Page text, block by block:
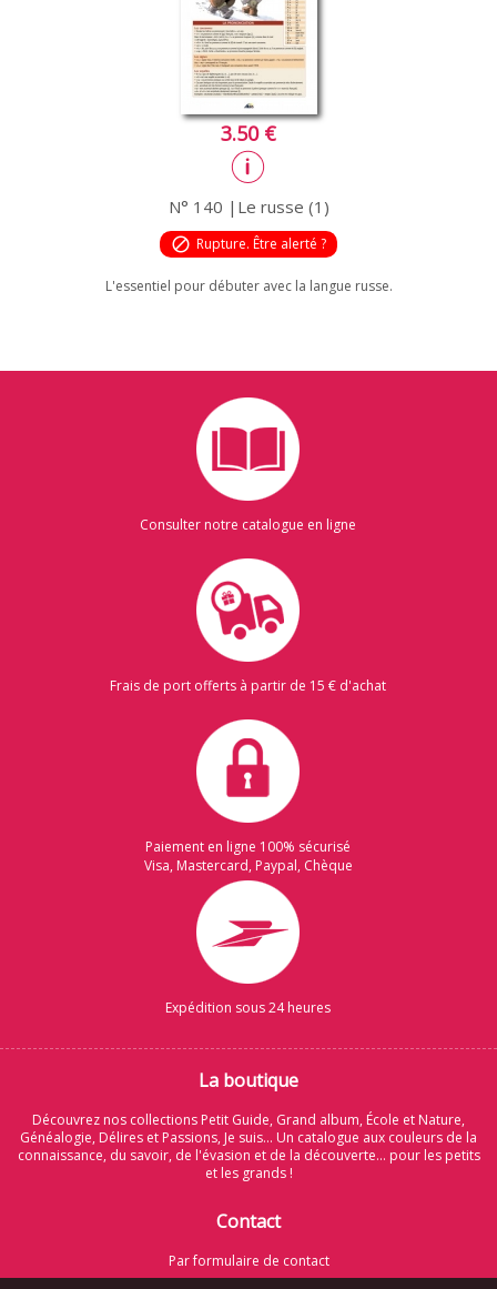
3.50 €
N° 140 |Le russe (1)
block Rupture. Être alerté ?
L'essentiel pour débuter avec la langue russe.
Consulter notre catalogue en ligne
Frais de port offerts à partir de 15 € d'achat
Paiement en ligne 100% sécurisé
Visa, Mastercard, Paypal, Chèque
Expédition sous 24 heures
La boutique
Découvrez nos collections Petit Guide, Grand album, École et Nature,
Généalogie, Délires et Passions, Je suis... Un catalogue aux couleurs de la
connaissance, du savoir, de l'évasion et de la découverte... pour les petits
et les grands !
Contact
Par formulaire de contact